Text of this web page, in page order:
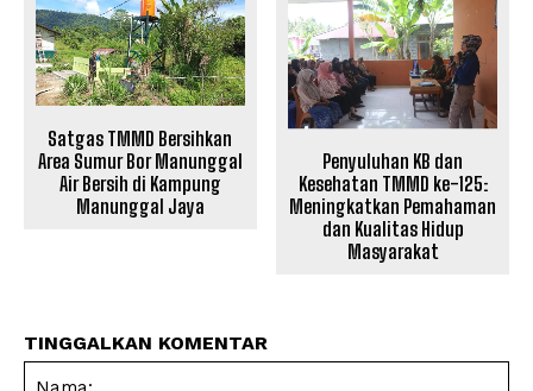
Satgas TMMD Bersihkan
Area Sumur Bor Manunggal
Air Bersih di Kampung
Manunggal Jaya
Penyuluhan KB dan
Kesehatan TMMD ke-125:
Meningkatkan Pemahaman
dan Kualitas Hidup
Masyarakat
TINGGALKAN KOMENTAR